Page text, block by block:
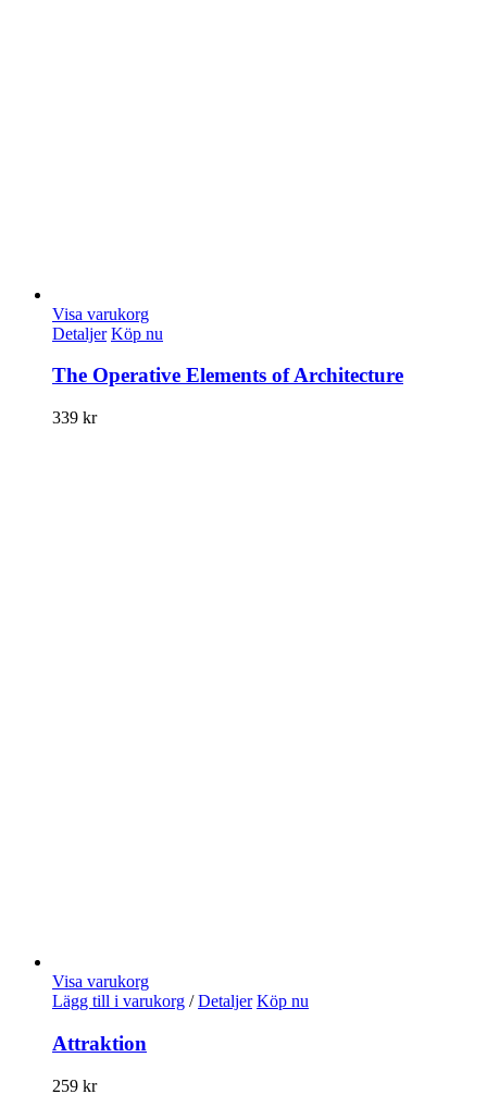
Visa varukorg
Detaljer Köp nu
The Operative Elements of Architecture
339 kr
Visa varukorg
Lägg till i varukorg / Detaljer Köp nu
Attraktion
259 kr